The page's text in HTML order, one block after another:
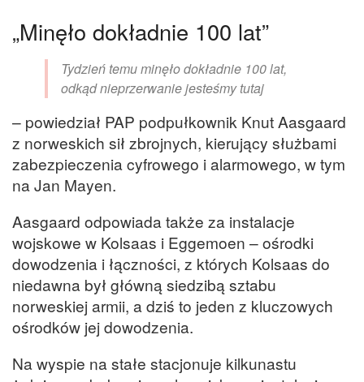
„Minęło dokładnie 100 lat”
Tydzień temu minęło dokładnie 100 lat,
odkąd nieprzerwanie jesteśmy tutaj
– powiedział PAP podpułkownik Knut Aasgaard
z norweskich sił zbrojnych, kierujący służbami
zabezpieczenia cyfrowego i alarmowego, w tym
na Jan Mayen.
Aasgaard odpowiada także za instalacje
wojskowe w Kolsaas i Eggemoen – ośrodki
dowodzenia i łączności, z których Kolsaas do
niedawna był główną siedzibą sztabu
norweskiej armii, a dziś to jeden z kluczowych
ośrodków jej dowodzenia.
Na wyspie na stałe stacjonuje kilkunastu